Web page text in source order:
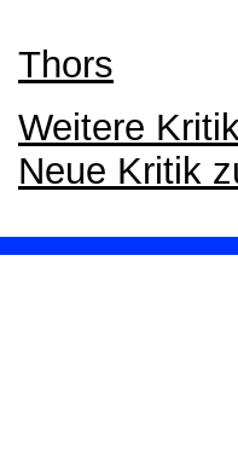
Thors
Weitere
Neue Kritik